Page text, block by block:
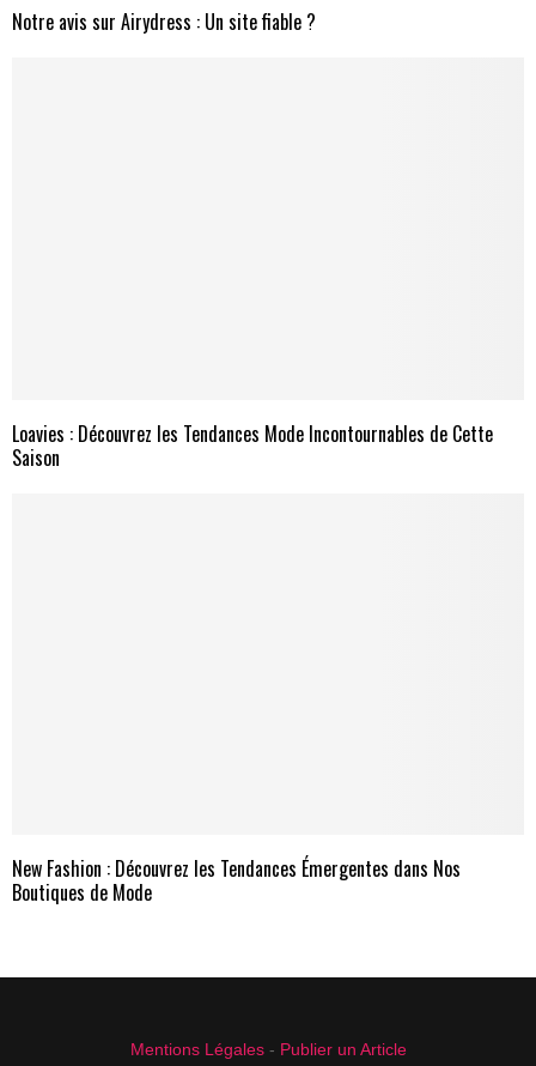
Notre avis sur Airydress : Un site fiable ?
Loavies : Découvrez les Tendances Mode Incontournables de Cette
Saison
New Fashion : Découvrez les Tendances Émergentes dans Nos
Boutiques de Mode
Mentions Légales- Publier un Article